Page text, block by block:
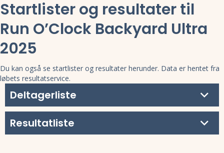
Startlister og resultater til
Run O’Clock Backyard Ultra
2025
Du kan også se startlister og resultater herunder. Data er hentet fra
løbets resultatservice.
Deltagerliste
Resultatliste